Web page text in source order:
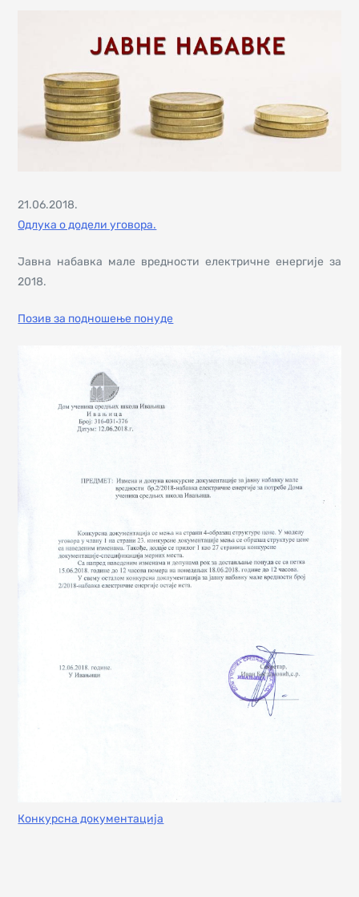
21.06.2018.
Одлука о додели уговора.
Јавна набавка мале вредности електричне енергије за
2018.
Позив за подношење понуде
Конкурсна документација